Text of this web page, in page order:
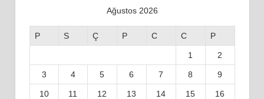
Ağustos 2026
P S Ç P C C P
1 2
3 4 5 6 7 8 9
10 11 12 13 14 15 16